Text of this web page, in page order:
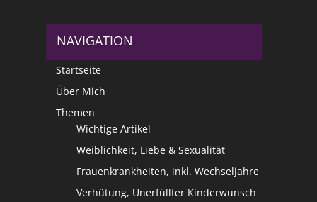
NAVIGATION
Startseite
Über Mich
Themen
Wichtige Artikel
Weiblichkeit, Liebe & Sexualität
Frauenkrankheiten, inkl. Wechseljahre
Verhütung, Unerfüllter Kinderwunsch